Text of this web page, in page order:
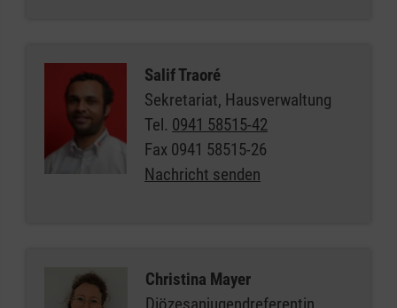
Salif Traoré
Sekretariat, Hausverwaltung
Tel. 0941 58515-42
Fax 0941 58515-26
Nachricht senden
Christina Mayer